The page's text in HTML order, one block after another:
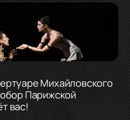
Михайловского
Парижской
вас!